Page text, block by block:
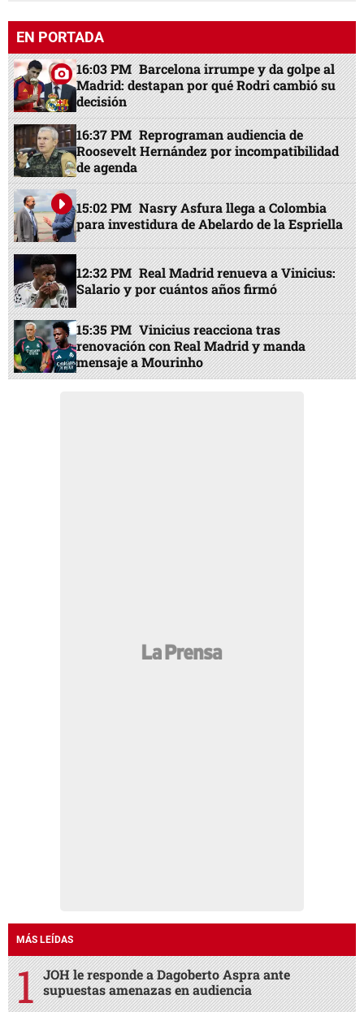
EN PORTADA
16:03 PM Barcelona irrumpe y da golpe al
Madrid: destapan por qué Rodri cambió su
decisión
16:37 PM Reprograman audiencia de
Roosevelt Hernández por incompatibilidad
de agenda
15:02 PM Nasry Asfura llega a Colombia
para investidura de Abelardo de la Espriella
12:32 PM Real Madrid renueva a Vinicius:
Salario y por cuántos años firmó
15:35 PM Vinicius reacciona tras
renovación con Real Madrid y manda
mensaje a Mourinho
MÁS LEÍDAS
JOH le responde a Dagoberto Aspra ante
supuestas amenazas en audiencia